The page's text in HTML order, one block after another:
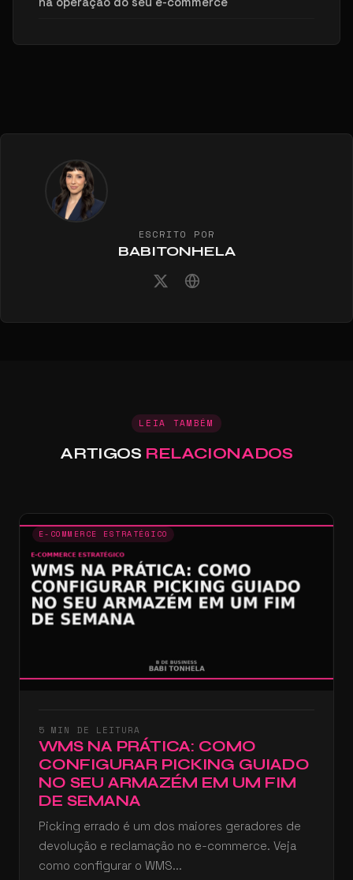
ESCRITO POR
BABITONHELA
LEIA TAMBÉM
ARTIGOS RELACIONADOS
E-COMMERCE ESTRATÉGICO
5 MIN DE LEITURA
WMS NA PRÁTICA: COMO
CONFIGURAR PICKING GUIADO
NO SEU ARMAZÉM EM UM FIM
DE SEMANA
Picking errado é um dos maiores geradores de
devolução e reclamação no e-commerce. Veja
como configurar o WMS...